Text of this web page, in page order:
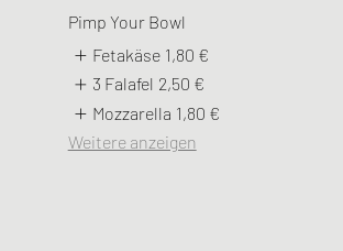
Pimp Your Bowl
Fetakäse 1,80 €
3 Falafel 2,50 €
Mozzarella 1,80 €
Weitere anzeigen